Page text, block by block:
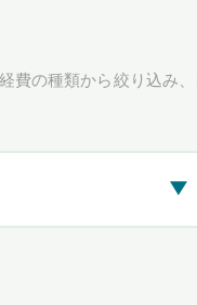
費の種類から絞り込み、
▶